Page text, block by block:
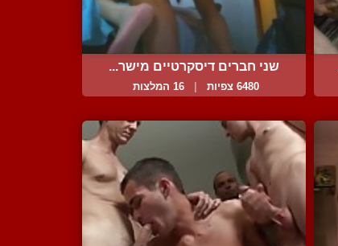
שני חברים דיסקרטיים מישר...
6480 צפיות 16 המלצות